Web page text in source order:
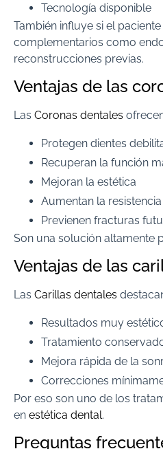
Tecnología disponible
También influye si el
complementarios como
reconstrucciones previas.
Ventajas de las
Las Coronas dentales
Protegen dientes
Recuperan la función
Mejoran la estética
Aumentan la
Previenen fracturas
Son una solución altamente
Ventajas de las
Las Carillas dentales
Resultados muy
Tratamiento
Mejora rápida de la
Correcciones
Por eso son uno de los
en estética dental.
Preguntas